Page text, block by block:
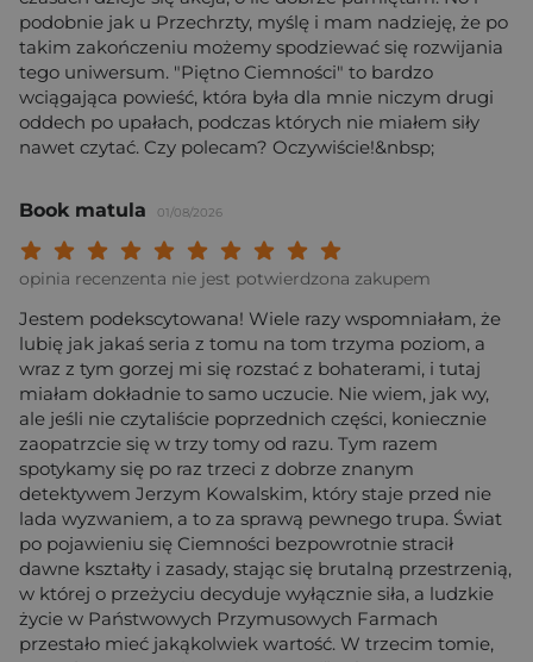
podobnie jak u Przechrzty, myślę i mam nadzieję, że po
takim zakończeniu możemy spodziewać się rozwijania
tego uniwersum. "Piętno Ciemności" to bardzo
wciągająca powieść, która była dla mnie niczym drugi
oddech po upałach, podczas których nie miałem siły
nawet czytać. Czy polecam? Oczywiście!&nbsp;
Book matula 01/08/2026
Twoja ocena:
Twoja ocena: Wybitna 9/
Twoja ocena: Rewelacyjna 8/
Twoja ocena: Bardzo dobra 7/10"
Twoja ocena: Dobra 6/10"
Twoja ocena: Przeciętna 5/10"
Twoja ocena: Może być 4/10"
Twoja ocena: Słaba 3/10"
Twoja ocena: Bardzo słaba 2/10"
Twoja ocena: Beznadziejna 1/10"
opinia recenzenta nie jest potwierdzona zakupem
Jestem podekscytowana! Wiele razy wspomniałam, że
lubię jak jakaś seria z tomu na tom trzyma poziom, a
wraz z tym gorzej mi się rozstać z bohaterami, i tutaj
miałam dokładnie to samo uczucie. Nie wiem, jak wy,
ale jeśli nie czytaliście poprzednich części, koniecznie
zaopatrzcie się w trzy tomy od razu. Tym razem
spotykamy się po raz trzeci z dobrze znanym
detektywem Jerzym Kowalskim, który staje przed nie
lada wyzwaniem, a to za sprawą pewnego trupa. Świat
po pojawieniu się Ciemności bezpowrotnie stracił
dawne kształty i zasady, stając się brutalną przestrzenią,
w której o przeżyciu decyduje wyłącznie siła, a ludzkie
życie w Państwowych Przymusowych Farmach
przestało mieć jakąkolwiek wartość. W trzecim tomie,